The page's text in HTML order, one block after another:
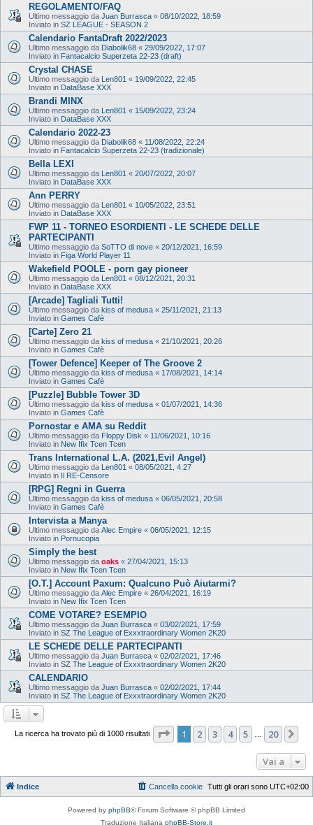
REGOLAMENTO/FAQ
Ultimo messaggio da Juan Burrasca « 08/10/2022, 18:59
Inviato in SZ LEAGUE - SEASON 2
Calendario FantaDraft 2022/2023
Ultimo messaggio da Diabolik68 « 29/09/2022, 17:07
Inviato in Fantacalcio Superzeta 22-23 (draft)
Crystal CHASE
Ultimo messaggio da Len801 « 19/09/2022, 22:45
Inviato in DataBase XXX
Brandi MINX
Ultimo messaggio da Len801 « 15/09/2022, 23:24
Inviato in DataBase XXX
Calendario 2022-23
Ultimo messaggio da Diabolik68 « 11/08/2022, 22:24
Inviato in Fantacalcio Superzeta 22-23 (tradizionale)
Bella LEXI
Ultimo messaggio da Len801 « 20/07/2022, 20:07
Inviato in DataBase XXX
Ann PERRY
Ultimo messaggio da Len801 « 10/05/2022, 23:51
Inviato in DataBase XXX
FWP 11 - TORNEO ESORDIENTI - LE SCHEDE DELLE
PARTECIPANTI
Ultimo messaggio da SoTTO di nove « 20/12/2021, 16:59
Inviato in Figa World Player 11
Wakefield POOLE - porn gay pioneer
Ultimo messaggio da Len801 « 08/12/2021, 20:31
Inviato in DataBase XXX
[Arcade] Tagliali Tutti!
Ultimo messaggio da kiss of medusa « 25/11/2021, 21:13
Inviato in Games Cafè
[Carte] Zero 21
Ultimo messaggio da kiss of medusa « 21/10/2021, 20:26
Inviato in Games Cafè
[Tower Defence] Keeper of The Groove 2
Ultimo messaggio da kiss of medusa « 17/08/2021, 14:14
Inviato in Games Cafè
[Puzzle] Bubble Tower 3D
Ultimo messaggio da kiss of medusa « 01/07/2021, 14:36
Inviato in Games Cafè
Pornostar e AMA su Reddit
Ultimo messaggio da Floppy Disk « 11/06/2021, 10:16
Inviato in New Ifix Tcen Tcen
Trans International L.A. (2021,Evil Angel)
Ultimo messaggio da Len801 « 08/05/2021, 4:27
Inviato in Il RE-Censore
[RPG] Regni in Guerra
Ultimo messaggio da kiss of medusa « 06/05/2021, 20:58
Inviato in Games Cafè
Intervista a Manya
Ultimo messaggio da Alec Empire « 06/05/2021, 12:15
Inviato in Pornucopia
Simply the best
Ultimo messaggio da oaks « 27/04/2021, 15:13
Inviato in New Ifix Tcen Tcen
[O.T.] Account Paxum: Qualcuno Può Aiutarmi?
Ultimo messaggio da Alec Empire « 26/04/2021, 16:19
Inviato in New Ifix Tcen Tcen
COME VOTARE? ESEMPIO
Ultimo messaggio da Juan Burrasca « 03/02/2021, 17:59
Inviato in SZ The League of Exxxtraordinary Women 2K20
LE SCHEDE DELLE PARTECIPANTI
Ultimo messaggio da Juan Burrasca « 02/02/2021, 17:46
Inviato in SZ The League of Exxxtraordinary Women 2K20
CALENDARIO
Ultimo messaggio da Juan Burrasca « 02/02/2021, 17:44
Inviato in SZ The League of Exxxtraordinary Women 2K20
La ricerca ha trovato più di 1000 risultati Pagina di 20
1 2 3 4 5 20
Vai a
Indice Tutti gli orari sono UTC+02:00
Cancella cookie
Powered by phpBB® Forum Software © phpBB Limited
Traduzione Italiana phpBB-Store.it